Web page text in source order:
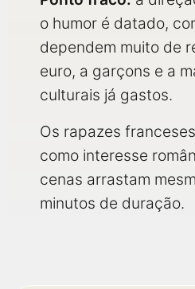
o humor é datado,
dependem muito de
euro, a garçons e a
culturais já gastos.
Os rapazes
como interesse
cenas arrastam
minutos de duração.